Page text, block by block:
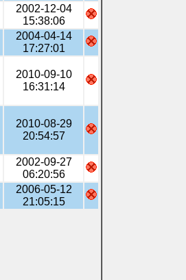
2002-12-04
15:38:06
2004-04-14
17:27:01
2010-09-10
16:31:14
2010-08-29
20:54:57
2002-09-27
06:20:56
2006-05-12
21:05:15